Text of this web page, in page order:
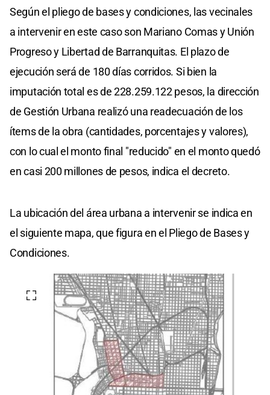
Según el pliego de bases y condiciones, las vecinales
a intervenir en este caso son Mariano Comas y Unión
Progreso y Libertad de Barranquitas. El plazo de
ejecución será de 180 días corridos. Si bien la
imputación total es de 228.259.122 pesos, la dirección
de Gestión Urbana realizó una readecuación de los
ítems de la obra (cantidades, porcentajes y valores),
con lo cual el monto final "reducido" en el monto quedó
en casi 200 millones de pesos, indica el decreto.
La ubicación del área urbana a intervenir se indica en
el siguiente mapa, que figura en el Pliego de Bases y
Condiciones.